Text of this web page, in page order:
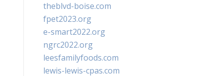
theblvd-boise.com
fpet2023.org
e-smart2022.org
ngrc2022.org
leesfamilyfoods.com
lewis-lewis-cpas.com